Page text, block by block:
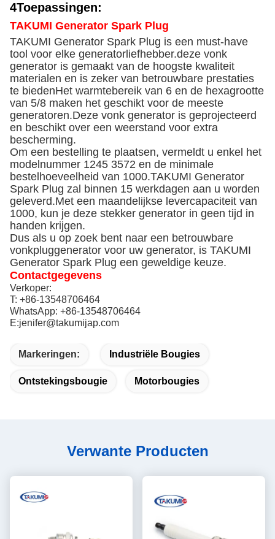
4Toepassingen:
TAKUMI Generator Spark Plug
TAKUMI Generator Spark Plug is een must-have
tool voor elke generatorliefhebber.deze vonk
generator is gemaakt van de hoogste kwaliteit
materialen en is zeker van betrouwbare prestaties
te biedenHet warmtebereik van 6 en de hexagrootte
van 5/8 maken het geschikt voor de meeste
generatoren.Deze vonk generator is geprojecteerd
en beschikt over een weerstand voor extra
bescherming.
Om een bestelling te plaatsen, vermeldt u enkel het
modelnummer 1245 3572 en de minimale
bestelhoeveelheid van 1000.TAKUMI Generator
Spark Plug zal binnen 15 werkdagen aan u worden
geleverd.Met een maandelijkse levercapaciteit van
1000, kun je deze stekker generator in geen tijd in
handen krijgen.
Dus als u op zoek bent naar een betrouwbare
vonkpluggenerator voor uw generator, is TAKUMI
Generator Spark Plug een geweldige keuze.
Contactgegevens
Verkoper:
T: +86-13548706464
WhatsApp: +86-13548706464
E:jenifer@takumijap.com
Markeringen: Industriële Bougies
Ontstekingsbougie Motorbougies
Verwante Producten